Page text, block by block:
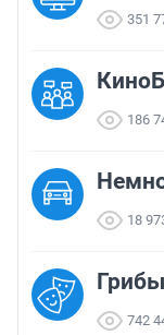
351
186
18
742